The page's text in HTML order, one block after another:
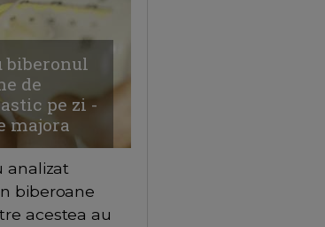
biberonul
de
pe zi -
majora
analizat
biberoane
acestea au